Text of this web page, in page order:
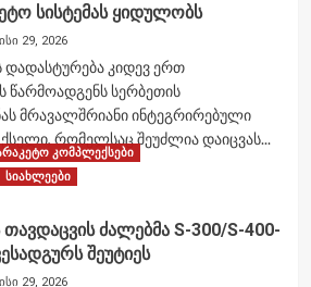
სისტემას ყიდულობს
29, 2026
კიდევ ერთ
წარმოადგენს სერბეთის
მრავალშრიანი ინტეგრირებული
რომელსაც შეუძლია დაიცვას...
კომპლექსები
სიახლეები
თავდაცვის ძალებმა S-300/S-400-
შეუტიეს
29, 2026